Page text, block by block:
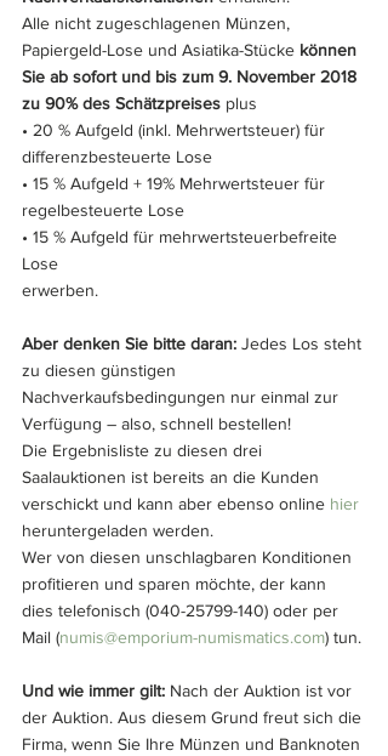
Alle nicht zugeschlagenen Münzen,
Papiergeld-Lose und Asiatika-Stücke können
Sie ab sofort und bis zum 9. November 2018
zu 90% des Schätzpreises plus
• 20 % Aufgeld (inkl. Mehrwertsteuer) für
differenzbesteuerte Lose
• 15 % Aufgeld + 19% Mehrwertsteuer für
regelbesteuerte Lose
• 15 % Aufgeld für mehrwertsteuerbefreite
Lose
erwerben.
Aber denken Sie bitte daran: Jedes Los steht
zu diesen günstigen
Nachverkaufsbedingungen nur einmal zur
Verfügung – also, schnell bestellen!
Die Ergebnisliste zu diesen drei
Saalauktionen ist bereits an die Kunden
verschickt und kann aber ebenso online hier
heruntergeladen werden.
Wer von diesen unschlagbaren Konditionen
profitieren und sparen möchte, der kann
dies telefonisch (040-25799-140) oder per
Mail (numis@emporium-numismatics.com) tun.
Und wie immer gilt: Nach der Auktion ist vor
der Auktion. Aus diesem Grund freut sich die
Firma, wenn Sie Ihre Münzen und Banknoten